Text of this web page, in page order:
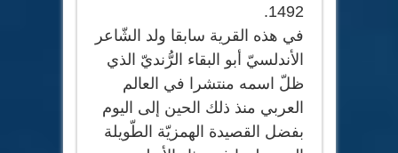
1492.
في هذه القرية سابقا ولد الشّاعر
الأندلسيّ أبو البقاء الرُّنديّ الذي
ظلّ اسمه منتشرا في العالم
العربي منذ ذلك الحين إلى اليوم
بفضل القصيدة الهمزيّة الطّويلة